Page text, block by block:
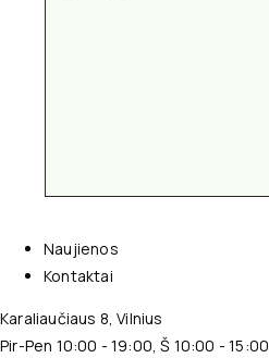
Naujienos
Kontaktai
Karaliaučiaus 8, Vilnius
Pir-Pen 10:00 - 19:00, Š 10:00 - 15:00